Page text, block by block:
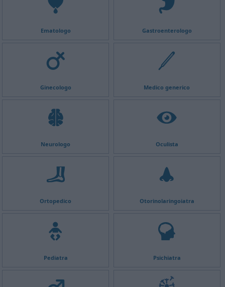
Ematologo Gastroenterologo
Ginecologo Medico generico
Neurologo Oculista
Ortopedico Otorinolaringoiatra
Pediatra Psichiatra